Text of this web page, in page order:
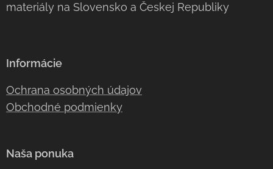
materiály na Slovensko a Českej Republiky
Informácie
Ochrana osobných údajov
Obchodné podmienky
Naša ponuka